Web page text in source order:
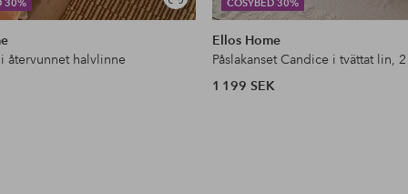
30%
Visa
liknande
återvunnet halvlinne
COSYBED 30%
Ellos Home
1 199 SEK